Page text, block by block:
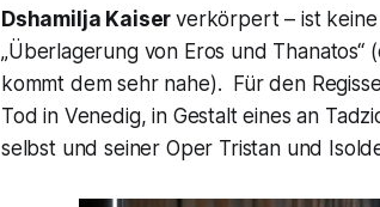
Dshamilja Kaiserverkörpert – ist
„Überlagerung von Eros und Thanatos“
kommt dem sehr nahe). Für den
Tod in Venedig, in Gestalt eines an
selbst und seiner Oper Tristan und